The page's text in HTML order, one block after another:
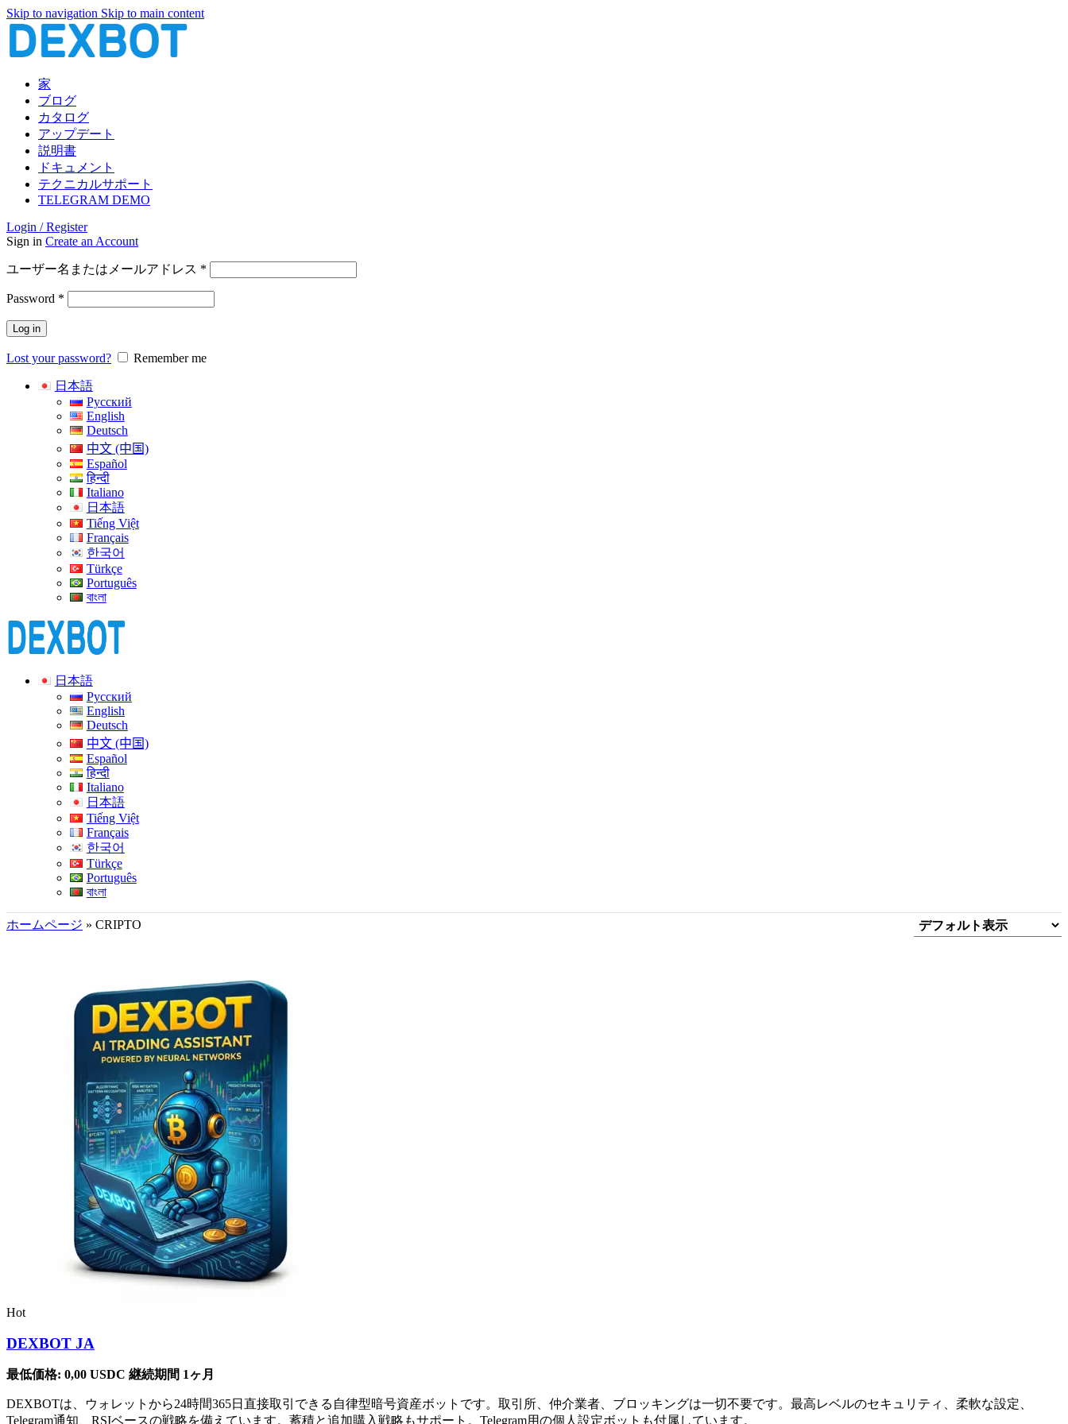
Skip to navigation Skip to main content
家
ブログ
カタログ
アップデート
説明書
ドキュメント
テクニカルサポート
TELEGRAM DEMO
Login / Register
Sign in Create an Account
ユーザー名またはメールアドレス *
Password *
Log in
Lost your password? Remember me
日本語
Русский
English
Deutsch
中文 (中国)
Español
हिन्दी
Italiano
日本語
Tiếng Việt
Français
한국어
Türkçe
Português
বাংলা
日本語
Русский
English
Deutsch
中文 (中国)
Español
हिन्दी
Italiano
日本語
Tiếng Việt
Français
한국어
Türkçe
Português
বাংলা
ホームページ » CRIPTO
Hot
DEXBOT JA
最低価格: 0,00 USDC 継続期間 1ヶ月
DEXBOTは、ウォレットから24時間365日直接取引できる自律型暗号資産ボットです。取引所、仲介業者、ブロッキングは一切不要です。最高レベルのセキュリティ、柔軟な設定、
Telegram通知、RSIベースの戦略を備えています。蓄積と追加購入戦略もサポート。Telegram用の個人設定ボットも付属しています。